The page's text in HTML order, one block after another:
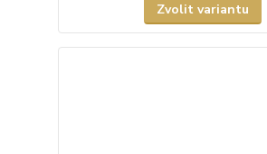
Zvolit variantu